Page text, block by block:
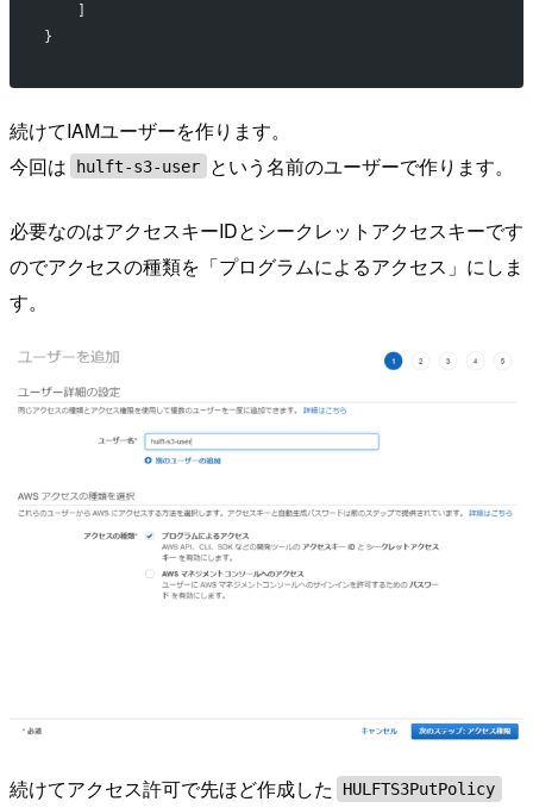
    ]
}
続けてIAMユーザーを作ります。
今回は
hulft-s3-user という名前のユーザーで作ります。
必要なのはアクセスキーIDとシークレットアクセスキーです
のでアクセスの種類を「プログラムによるアクセス」にしま
す。
続けてアクセス許可で先ほど作成した HULFTS3PutPolicy